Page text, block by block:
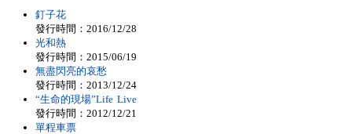
釘子花
發行時間：2016/12/28
光和熱
發行時間：2015/06/19
無盡閃亮的哀愁
發行時間：2013/12/24
“生命的現場”Life Live
發行時間：2012/12/21
單程車票